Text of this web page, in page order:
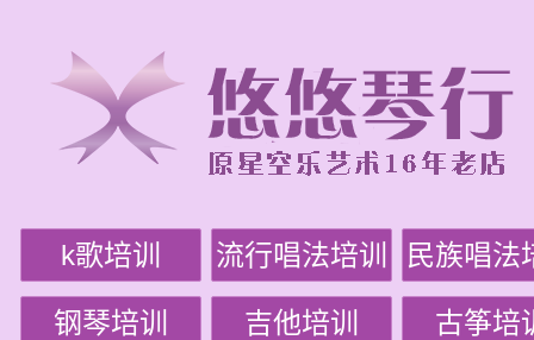
k歌培训 流行唱法培训 民族唱法
钢琴培训 吉他培训 古筝培